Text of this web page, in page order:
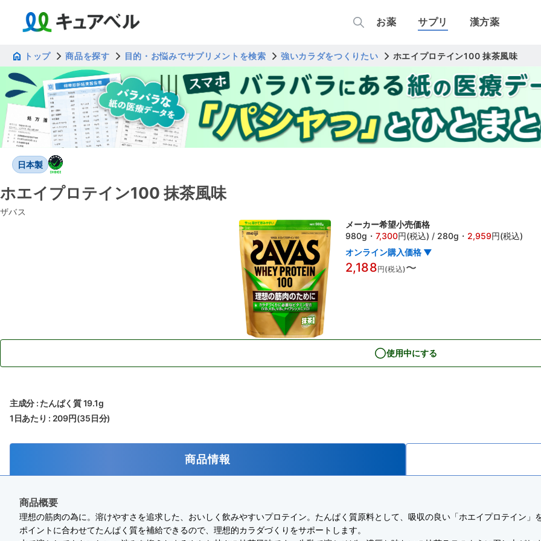
お薬 サプリ 漢方薬
トップ 商品を探す 目的・お悩みでサプリメントを検索 強いカラダをつくりたい ホエイプロテイン100 抹茶風味
日本製
ホエイプロテイン100 抹茶風味
ザバス
メーカー希望小売価格
980g ・ 7,300円(税込) / 280g ・ 2,959円(税込)
オンライン購入価格 ▼
2,188円(税込)〜
使用中にする
主成分 : たんぱく質 19.1g
1日あたり : 209円(35日分)
商品情報
商品概要
理想の筋肉の為に。溶けやすさを追求した、おいしく飲みやすいプロテイン。たんぱく質原料として、吸収の良い「ホエイプロテイン
ポイントに合わせてたんぱく質を補給できるので、理想的カラダづくりをサポートします。